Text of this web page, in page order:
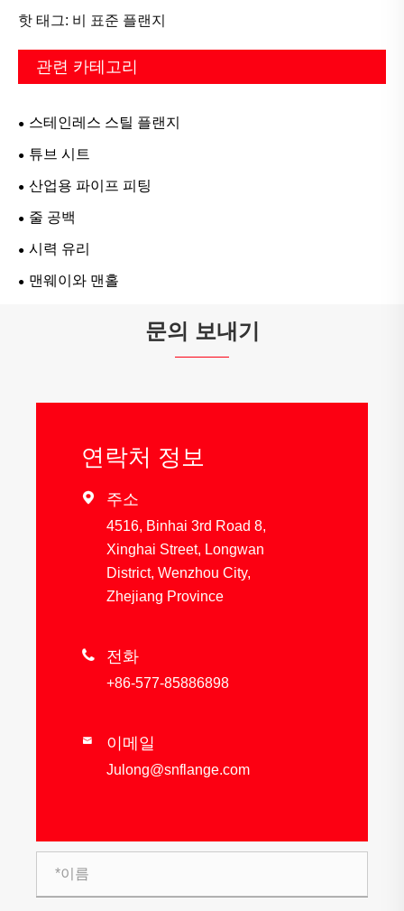
핫 태그: 비 표준 플랜지
관련 카테고리
스테인레스 스틸 플랜지
튜브 시트
산업용 파이프 피팅
줄 공백
시력 유리
맨웨이와 맨홀
문의 보내기
연락처 정보
 주소
4516, Binhai 3rd Road 8,
Xinghai Street, Longwan
District, Wenzhou City,
Zhejiang Province
 전화
+86-577-85886898
 이메일
Julong@snflange.com